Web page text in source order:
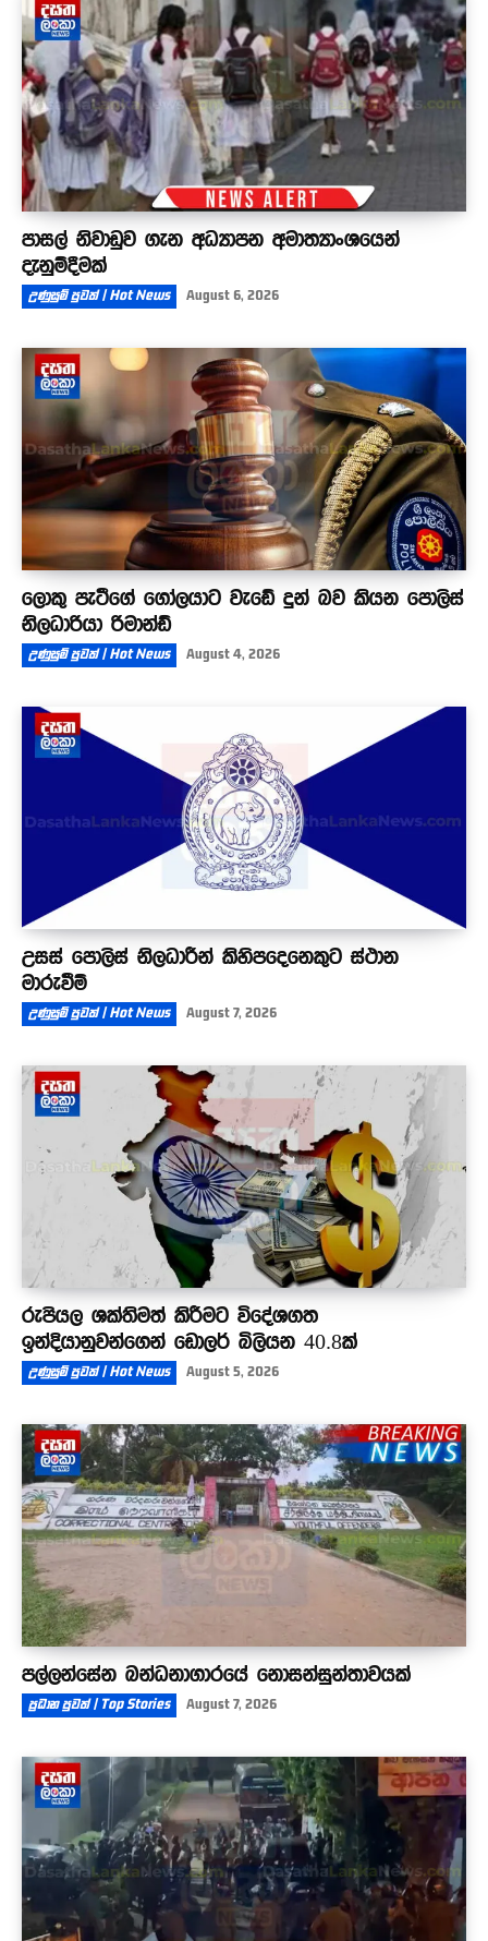
පාසල් නිවාඩුව ගැන අධ්‍යාපන අමාත්‍යාංශයෙන්
දැනුම්දීමක්
උණුසුම් පුවත් | Hot News August 6, 2026
ලොකු පැටීගේ ගෝලයාට වැඩේ දුන් බව කියන පොලිස්
නිලධාරියා රිමාන්ඩ්
උණුසුම් පුවත් | Hot News August 4, 2026
උසස් පොලිස් නිලධාරීන් කිහිපදෙනෙකුට ස්ථාන
මාරුවීම්
උණුසුම් පුවත් | Hot News August 7, 2026
රුපියල ශක්තිමත් කිරීමට විදේශගත
ඉන්දියානුවන්ගෙන් ඩොලර් බිලියන 40.8ක්
උණුසුම් පුවත් | Hot News August 5, 2026
පල්ලන්සේන බන්ධනාගාරයේ නොසන්සුන්තාවයක්
ප්‍රධාන පුවත් | Top Stories August 7, 2026